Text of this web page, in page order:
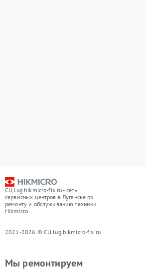
СЦ lug.hikmicro-fix.ru - сеть
сервисных центров в Луганске по
ремонту и обслуживанию техники
Hikmicro
2021-2026 © СЦ lug.hikmicro-fix.ru
Мы ремонтируем